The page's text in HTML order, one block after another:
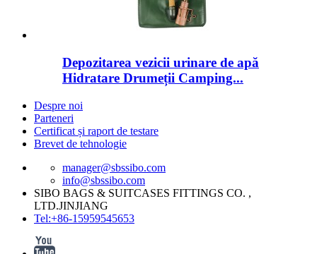
Depozitarea vezicii urinare de apă
Hidratare Drumeții Camping...
Despre noi
Parteneri
Certificat și raport de testare
Brevet de tehnologie
manager@sbssibo.com
info@sbssibo.com
SIBO BAGS & SUITCASES FITTINGS CO. ,
LTD.JINJIANG
Tel:+86-15959545653